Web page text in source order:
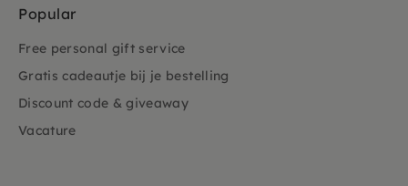
Popular
Free personal gift service
Gratis cadeautje bij je bestelling
Discount code & giveaway
Vacature